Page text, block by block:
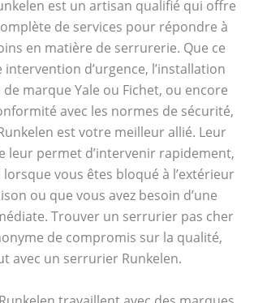
est un artisan qualifié qui offre
de services pour répondre à
en matière de serrurerie. Que ce
d’urgence, l’installation
de marque Yale ou Fichet, ou encore
avec les normes de sécurité,
est votre meilleur allié. Leur
leur permet d’intervenir rapidement,
vous êtes bloqué à l’extérieur
ou que vous avez besoin d’une
Trouver un serrurier pas cher
de compromis sur la qualité,
avec un serrurier Runkelen.